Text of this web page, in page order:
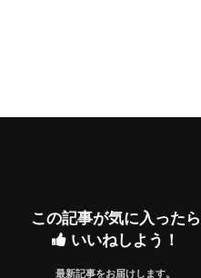
この記事が気に入ったら
いいねしよう！
最新記事をお届けします。